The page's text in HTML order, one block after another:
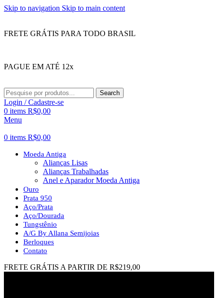
Skip to navigation Skip to main content
FRETE GRÁTIS PARA TODO BRASIL
PAGUE EM ATÉ 12x
Search
Login / Cadastre-se
0 items R$0,00
Menu
0 items R$0,00
Moeda Antiga
Alianças Lisas
Alianças Trabalhadas
Anel e Aparador Moeda Antiga
Ouro
Prata 950
Aço/Prata
Aço/Dourada
Tungstênio
A/G By Allana Semijoias
Berloques
Contato
FRETE GRÁTIS A PARTIR DE R$219,00